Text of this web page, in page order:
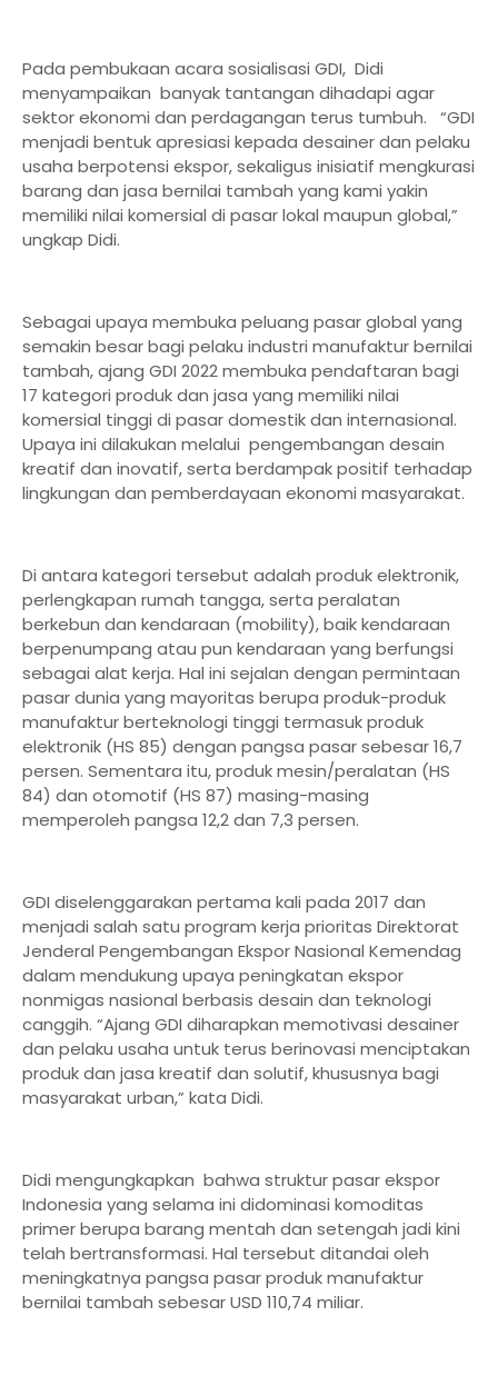
Pada pembukaan acara sosialisasi GDI, Didi
menyampaikan banyak tantangan dihadapi agar
sektor ekonomi dan perdagangan terus tumbuh. “GDI
menjadi bentuk apresiasi kepada desainer dan pelaku
usaha berpotensi ekspor, sekaligus inisiatif mengkurasi
barang dan jasa bernilai tambah yang kami yakin
memiliki nilai komersial di pasar lokal maupun global,”
ungkap Didi.
Sebagai upaya membuka peluang pasar global yang
semakin besar bagi pelaku industri manufaktur bernilai
tambah, ajang GDI 2022 membuka pendaftaran bagi
17 kategori produk dan jasa yang memiliki nilai
komersial tinggi di pasar domestik dan internasional.
Upaya ini dilakukan melalui pengembangan desain
kreatif dan inovatif, serta berdampak positif terhadap
lingkungan dan pemberdayaan ekonomi masyarakat.
Di antara kategori tersebut adalah produk elektronik,
perlengkapan rumah tangga, serta peralatan
berkebun dan kendaraan (mobility), baik kendaraan
berpenumpang atau pun kendaraan yang berfungsi
sebagai alat kerja. Hal ini sejalan dengan permintaan
pasar dunia yang mayoritas berupa produk-produk
manufaktur berteknologi tinggi termasuk produk
elektronik (HS 85) dengan pangsa pasar sebesar 16,7
persen. Sementara itu, produk mesin/peralatan (HS
84) dan otomotif (HS 87) masing-masing
memperoleh pangsa 12,2 dan 7,3 persen.
GDI diselenggarakan pertama kali pada 2017 dan
menjadi salah satu program kerja prioritas Direktorat
Jenderal Pengembangan Ekspor Nasional Kemendag
dalam mendukung upaya peningkatan ekspor
nonmigas nasional berbasis desain dan teknologi
canggih. “Ajang GDI diharapkan memotivasi desainer
dan pelaku usaha untuk terus berinovasi menciptakan
produk dan jasa kreatif dan solutif, khususnya bagi
masyarakat urban,” kata Didi.
Didi mengungkapkan bahwa struktur pasar ekspor
Indonesia yang selama ini didominasi komoditas
primer berupa barang mentah dan setengah jadi kini
telah bertransformasi. Hal tersebut ditandai oleh
meningkatnya pangsa pasar produk manufaktur
bernilai tambah sebesar USD 110,74 miliar.